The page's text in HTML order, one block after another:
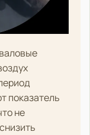
показатель
не